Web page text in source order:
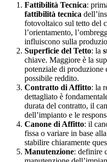
Fattibilità Tecnica:
fattibilità tecnica
fotovoltaico sul tetto del
l’orientamento,
influiscono sulla
Superficie del Tetto: la
chiave. Maggiore è la
potenziale di produzione
possibile reddito.
Contratto di Affitto: la
dettagliato è
durata del contratto, il
dell’impianto e le
Canone di Affitto: il
fissa o variare in base
stabilire chiaramente
Manutenzione: definire